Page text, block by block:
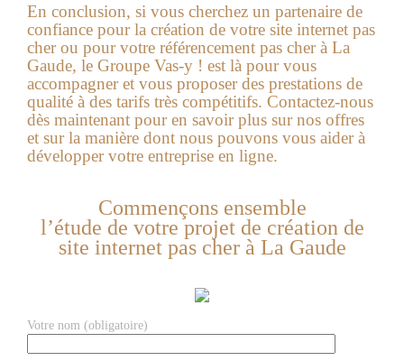
En conclusion, si vous cherchez un partenaire de
confiance pour la création de votre site internet pas
cher ou pour votre référencement pas cher à La
Gaude, le Groupe Vas-y ! est là pour vous
accompagner et vous proposer des prestations de
qualité à des tarifs très compétitifs. Contactez-nous
dès maintenant pour en savoir plus sur nos offres
et sur la manière dont nous pouvons vous aider à
développer votre entreprise en ligne.
Commençons ensemble
l’étude de votre projet de création de
site internet pas cher à La Gaude
Votre nom (obligatoire)